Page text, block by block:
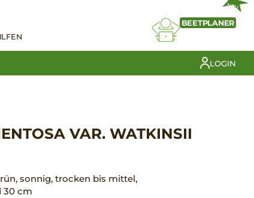
NEU
BEETPLANER
LOGIN
VAR. WATKINSII
sonnig, trocken bis mittel,
30 cm